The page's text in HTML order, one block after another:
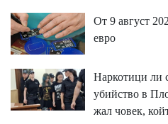
От 9 август
евро
Наркотици ли
убийство в
жал човек,